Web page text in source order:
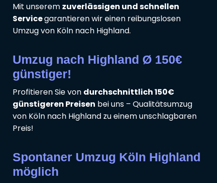
Mit unserem zuverlässigen und schnellen
Servicegarantieren wir einen reibungslosen
Umzug von Köln nach Highland.
Umzug nach Highland Ø 150€
günstiger!
Profitieren Sie von durchschnittlich 150€
günstigeren Preisen bei uns – Qualitätsumzug
von Köln nach Highland zu einem unschlagbaren
Preis!
Spontaner Umzug Köln Highland
möglich